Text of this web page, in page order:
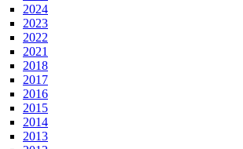
2024
2023
2022
2021
2018
2017
2016
2015
2014
2013